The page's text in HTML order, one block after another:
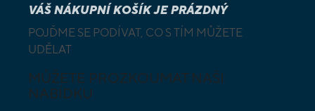
VÁŠ NÁKUPNÍ KOŠÍK JE PRÁZDNÝ
POJĎME SE PODÍVAT, CO S TÍM MŮŽETE
UDĚLAT
MŮŽETE PROZKOUMAT NAŠI
NABÍDKU